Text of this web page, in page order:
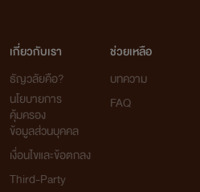
เกี่ยวกับเรา
ธัญวลัยคือ?
นโยบายการ
คุ้มครอง
ข้อมูลส่วนบุคคล
เงื่อนไขและข้อตกลง
Third-Party
ช่วยเหลือ
บทความ
FAQ